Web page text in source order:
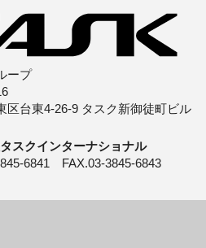
ープ
区台東4-26-9 タスク新御徒町ビル
スクインターナショナル
6841 FAX.03-3845-6843